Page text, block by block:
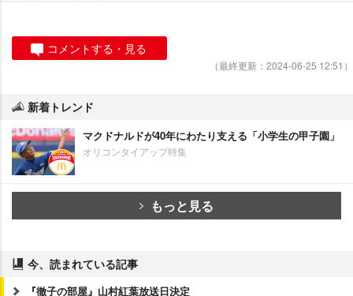
コメントする・見る
（最終更新：2024-06-25 12:51）
新着トレンド
マクドナルドが40年にわたり支える「小学生の甲子園」
オリコンタイアップ特集
もっと見る
今、読まれている記事
『徹子の部屋』山村紅葉放送日決定